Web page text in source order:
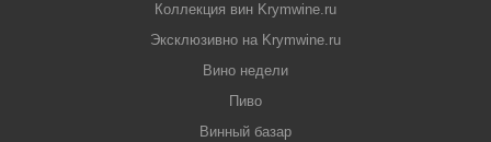
Коллекция вин Krymwine.ru
Эксклюзивно на Krymwine.ru
Вино недели
Пиво
Винный базар